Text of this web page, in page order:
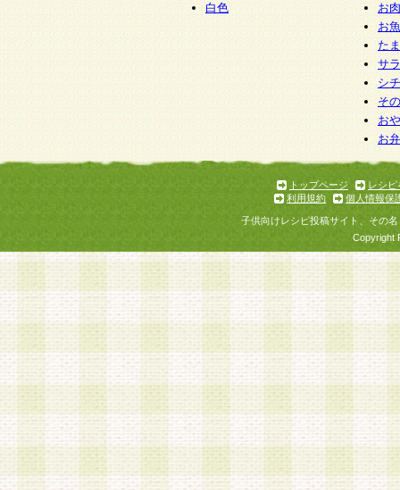
白色
お
お
た
サ
シ
そ
お
お
トップページ
レシピ
利用規約
個人情報保
子供向けレシピ投稿サイト、その
Copyright